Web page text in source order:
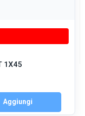
1X45
Aggiungi